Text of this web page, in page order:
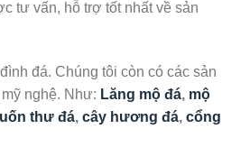
tư vấn, hỗ trợ tốt nhất về sản
đá. Chúng tôi còn có các sản
nghệ. Như: Lăng mộ đá, mộ
thư đá, cây hương đá, cổng